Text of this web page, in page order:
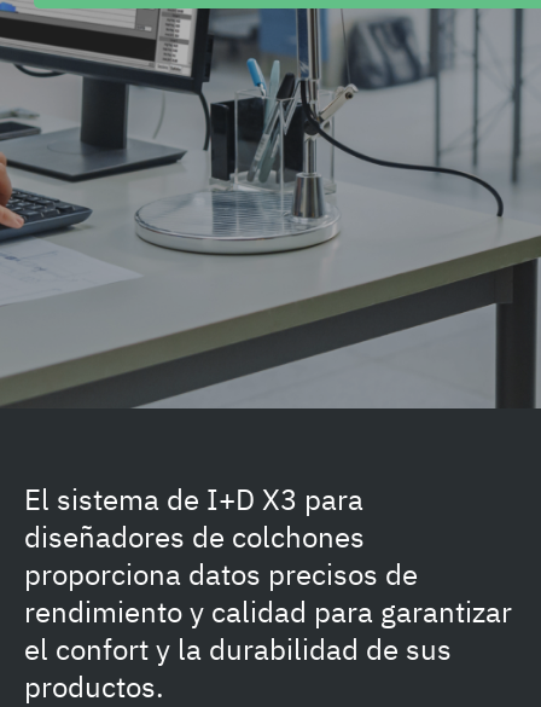
El sistema de I+D X3 para
diseñadores de colchones
proporciona datos precisos de
rendimiento y calidad para garantizar
el confort y la durabilidad de sus
productos.